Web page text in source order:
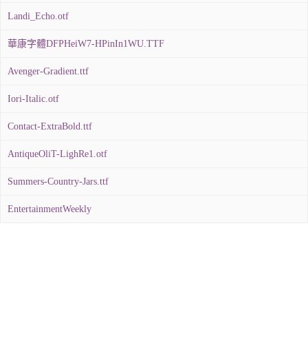
Landi_Echo.otf
華康字體DFPHeiW7-HPinIn1WU.TTF
Avenger-Gradient.ttf
Iori-Italic.otf
Contact-ExtraBold.ttf
AntiqueOliT-LighRe1.otf
Summers-Country-Jars.ttf
EntertainmentWeekly